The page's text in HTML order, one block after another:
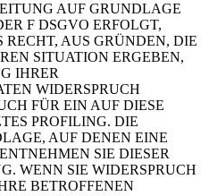
AUF GRUNDLAGE
F DSGVO ERFOLGT,
AUS GRÜNDEN, DIE
SITUATION ERGEBEN,
IHRER
WIDERSPRUCH
FÜR EIN AUF DIESE
PROFILING. DIE
AUF DENEN EINE
SIE DIESER
WENN SIE WIDERSPRUCH
BETROFFENEN